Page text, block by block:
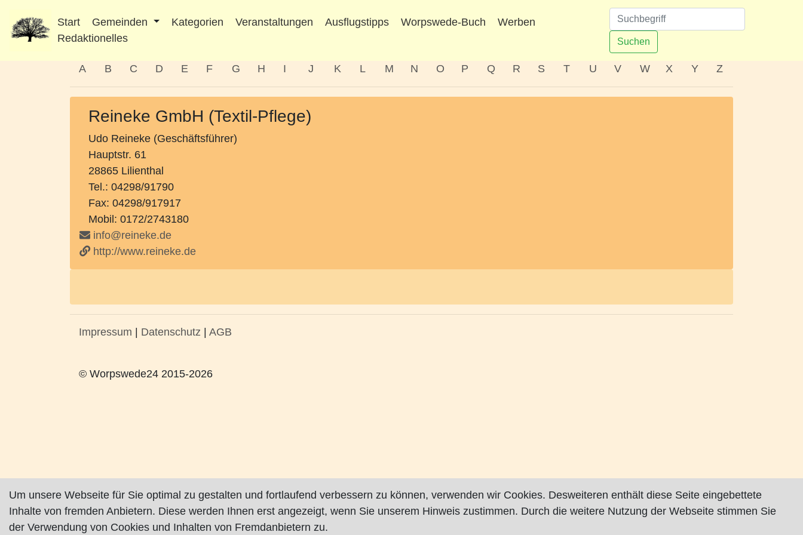
Start Gemeinden Kategorien Veranstaltungen Ausflugstipps Worpswede-Buch
Werben
Redaktionelles
Suchen
A B C D E F G H I J K L M N O P Q R S T U V W X Y Z
Reineke GmbH (Textil-Pflege)
Udo Reineke (Geschäftsführer)
Hauptstr. 61
28865 Lilienthal
Tel.: 04298/91790
Fax: 04298/917917
Mobil: 0172/2743180
info@reineke.de
http://www.reineke.de
Impressum Datenschutz AGB
© Worpswede24 2015-2026
Um unsere Webseite für Sie optimal zu gestalten und fortlaufend verbessern zu können, verwenden wir Cookies. Desweiteren enthält diese Seite eingebettete
Inhalte von fremden Anbietern. Diese werden Ihnen erst angezeigt, wenn Sie unserem Hinweis zustimmen. Durch die weitere Nutzung der Webseite stimmen Sie
der Verwendung von Cookies und Inhalten von Fremdanbietern zu.